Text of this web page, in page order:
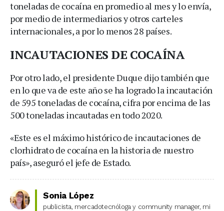
toneladas de cocaína en promedio al mes y lo envía,
por medio de intermediarios y otros carteles
internacionales, a por lo menos 28 países.
INCAUTACIONES DE COCAÍNA
Por otro lado, el presidente Duque dijo también que
en lo que va de este año se ha logrado la incautación
de 595 toneladas de cocaína, cifra por encima de las
500 toneladas incautadas en todo 2020.
«Este es el máximo histórico de incautaciones de
clorhidrato de cocaína en la historia de nuestro
país», aseguró el jefe de Estado.
Sonia López
publicista, mercadotecnóloga y community manager, mi